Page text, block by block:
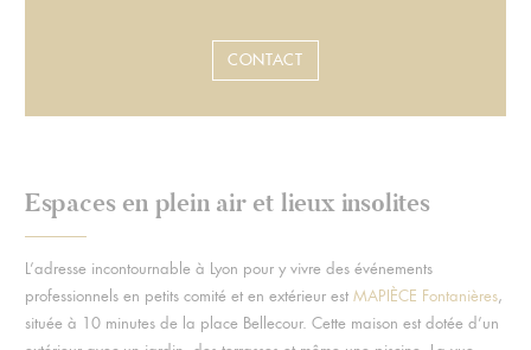
CONTACT
Espaces en plein air et lieux insolites
L’adresse incontournable à Lyon pour y vivre des événements
professionnels en petits comité et en extérieur est MAPIÈCE Fontanières,
située à 10 minutes de la place Bellecour. Cette maison est dotée d’un